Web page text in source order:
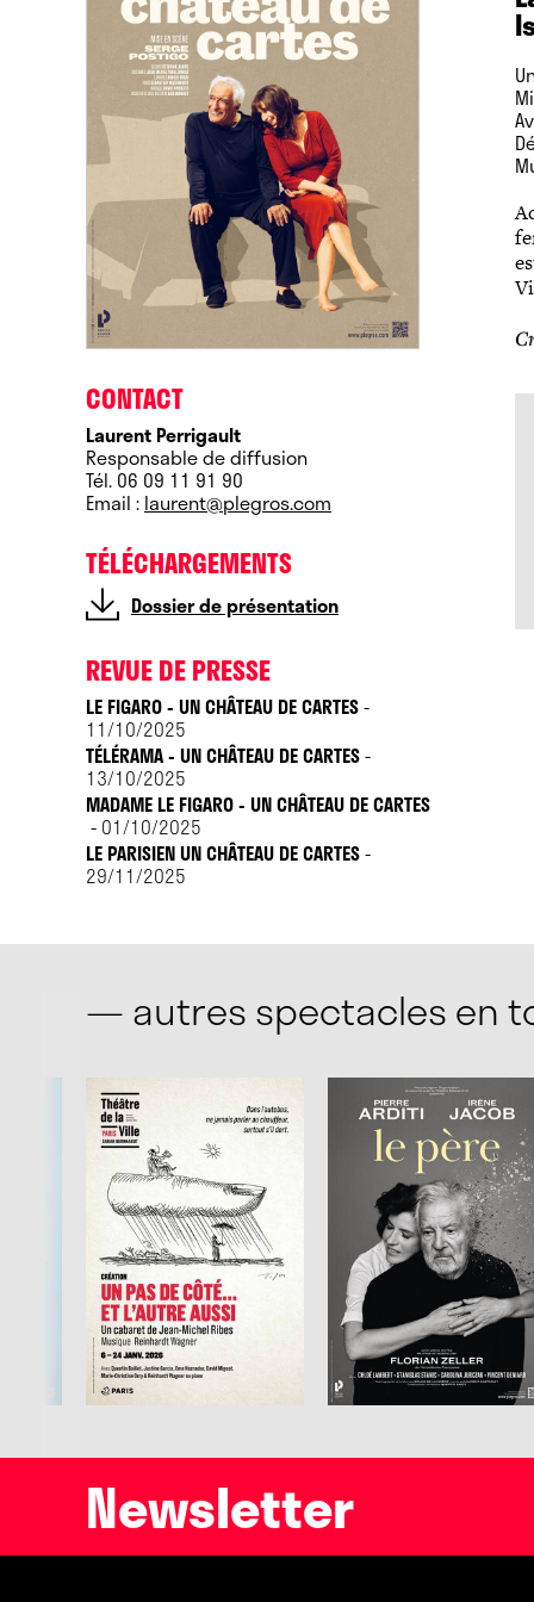
sont pleins d'à-propos, le rythme
CONTACT
Laurent Perrigault
Responsable de diffusion
Tél. 06 09 11 91 90‬
Email : laurent@plegros.com
TÉLÉCHARGEMENTS
Dossier de présentation
REVUE DE PRESSE
LE FIGARO - UN CHÂTEAU DE CARTES-
11/10/2025
TÉLÉRAMA - UN CHÂTEAU DE CARTES-
13/10/2025
MADAME LE FIGARO - UN CHÂTEAU DE CARTES
- 01/10/2025
LE PARISIEN UN CHÂTEAU DE CARTES-
29/11/2025
— autres spectacles en
Newsletter